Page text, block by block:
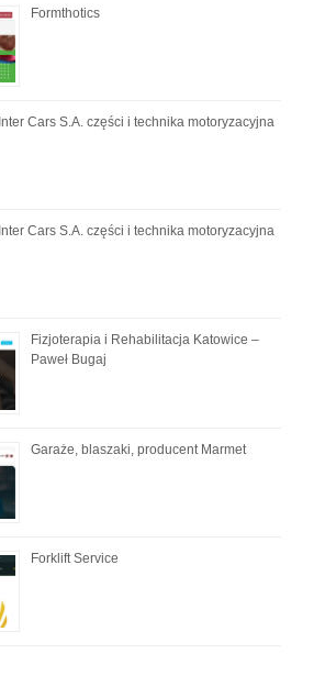
Formthotics
Inter Cars S.A. części i technika motoryzacyjna
Inter Cars S.A. części i technika motoryzacyjna
Fizjoterapia i Rehabilitacja Katowice –
Paweł Bugaj
Garaże, blaszaki, producent Marmet
Forklift Service